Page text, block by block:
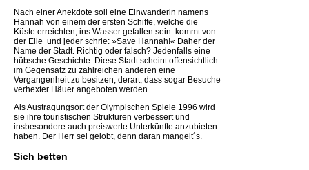
Nach einer Anekdote soll eine Einwanderin namens
Hannah von einem der ersten Schiffe, welche die
Küste erreichten, ins Wasser gefallen sein  kommt von
der Eile  und jeder schrie: »Save Hannah!« Daher der
Name der Stadt. Richtig oder falsch? Jedenfalls eine
hübsche Geschichte. Diese Stadt scheint offensichtlich
im Gegensatz zu zahlreichen anderen eine
Vergangenheit zu besitzen, derart, dass sogar Besuche
verhexter Häuer angeboten werden.
Als Austragungsort der Olympischen Spiele 1996 wird
sie ihre touristischen Strukturen verbessert und
insbesondere auch preiswerte Unterkünfte anzubieten
haben. Der Herr sei gelobt, denn daran mangelt´s.
Sich betten